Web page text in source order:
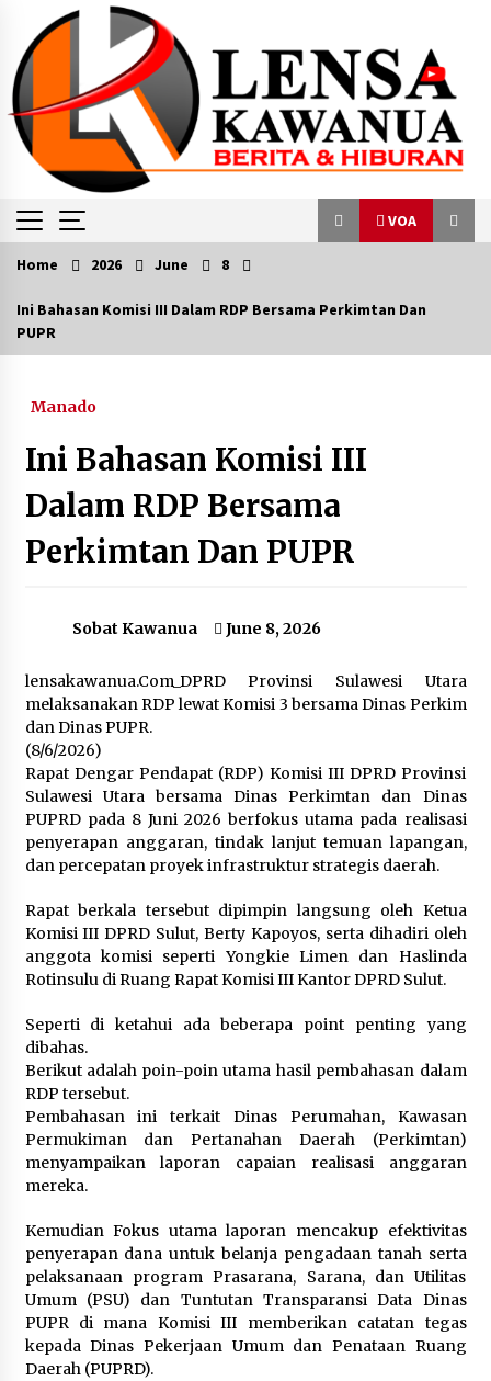
content
VOA
VOA
Keluarga Korban Kecelakaan Boeing MAX
Tuntut Denda Hampir US$25 Miliar
Menlu Retno Serukan Mahkamah Internasional
Sebut Pendudukan Israel di Palestina Ilegal
Polisi Arak Tersangka yang Dituduh
December 28, 2023
August 20, 2023
Motor Listrik Sebagai Solusi Alternatif
Mengurangi Polusi Suara
Pemilih Pemula di Tengah Banjir Informasi
tentang Pemilu
January 31, 2024
November 26, 2023
Pemerintah Targetkan Inflasi 2024 Terkendali
di Kisaran 2,5 Persen
Cyberity Temukan Server Layanan Cloud
Sirekap Berlokasi di Tiga Negara
February 19, 2024
Usaha Kecil Kongo Ubah Limbah Plastik Jadi
Bahan Bangunan
Home 2026 June 8
Ini Bahasan Komisi III Dalam RDP Bersama Perkimtan Dan
PUPR
Manado
Ini Bahasan Komisi III
Dalam RDP Bersama
Perkimtan Dan PUPR
Sobat Kawanua June 8, 2026
lensakawanua.Com_DPRD Provinsi Sulawesi Utara
melaksanakan RDP lewat Komisi 3 bersama Dinas Perkim
dan Dinas PUPR.
(8/6/2026)
Rapat Dengar Pendapat (RDP) Komisi III DPRD Provinsi
Sulawesi Utara bersama Dinas Perkimtan dan Dinas
PUPRD pada 8 Juni 2026 berfokus utama pada realisasi
penyerapan anggaran, tindak lanjut temuan lapangan,
dan percepatan proyek infrastruktur strategis daerah.
Rapat berkala tersebut dipimpin langsung oleh Ketua
Komisi III DPRD Sulut, Berty Kapoyos, serta dihadiri oleh
anggota komisi seperti Yongkie Limen dan Haslinda
Rotinsulu di Ruang Rapat Komisi III Kantor DPRD Sulut.
Seperti di ketahui ada beberapa point penting yang
dibahas.
Berikut adalah poin-poin utama hasil pembahasan dalam
RDP tersebut.
Pembahasan ini terkait Dinas Perumahan, Kawasan
Permukiman dan Pertanahan Daerah (Perkimtan)
menyampaikan laporan capaian realisasi anggaran
mereka.
Kemudian Fokus utama laporan mencakup efektivitas
penyerapan dana untuk belanja pengadaan tanah serta
pelaksanaan program Prasarana, Sarana, dan Utilitas
Umum (PSU) dan Tuntutan Transparansi Data Dinas
PUPR di mana Komisi III memberikan catatan tegas
kepada Dinas Pekerjaan Umum dan Penataan Ruang
Daerah (PUPRD).